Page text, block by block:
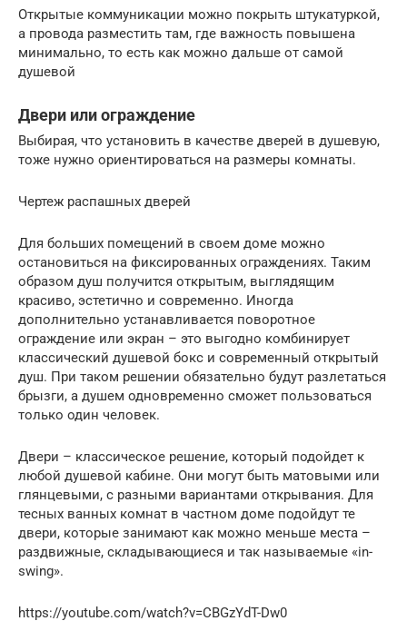
Открытые коммуникации можно покрыть штукатуркой,
а провода разместить там, где важность повышена
минимально, то есть как можно дальше от самой
душевой
Двери или ограждение
Выбирая, что установить в качестве дверей в душевую,
тоже нужно ориентироваться на размеры комнаты.
Чертеж распашных дверей
Для больших помещений в своем доме можно
остановиться на фиксированных ограждениях. Таким
образом душ получится открытым, выглядящим
красиво, эстетично и современно. Иногда
дополнительно устанавливается поворотное
ограждение или экран – это выгодно комбинирует
классический душевой бокс и современный открытый
душ. При таком решении обязательно будут разлетаться
брызги, а душем одновременно сможет пользоваться
только один человек.
Двери – классическое решение, который подойдет к
любой душевой кабине. Они могут быть матовыми или
глянцевыми, с разными вариантами открывания. Для
тесных ванных комнат в частном доме подойдут те
двери, которые занимают как можно меньше места –
раздвижные, складывающиеся и так называемые «in-
swing».
https://youtube.com/watch?v=CBGzYdT-Dw0